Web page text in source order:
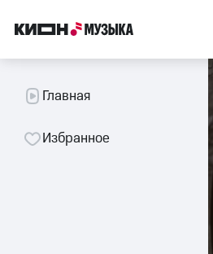
Главная
Избранное